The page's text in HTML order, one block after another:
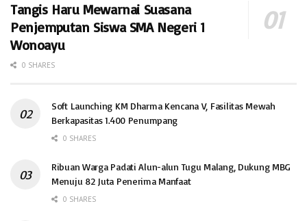
Tangis Haru Mewarnai Suasana
Penjemputan Siswa SMA Negeri 1
Wonoayu
0 SHARES
Soft Launching KM Dharma Kencana V, Fasilitas Mewah
Berkapasitas 1.400 Penumpang
0 SHARES
Ribuan Warga Padati Alun-alun Tugu Malang, Dukung MBG
Menuju 82 Juta Penerima Manfaat
0 SHARES